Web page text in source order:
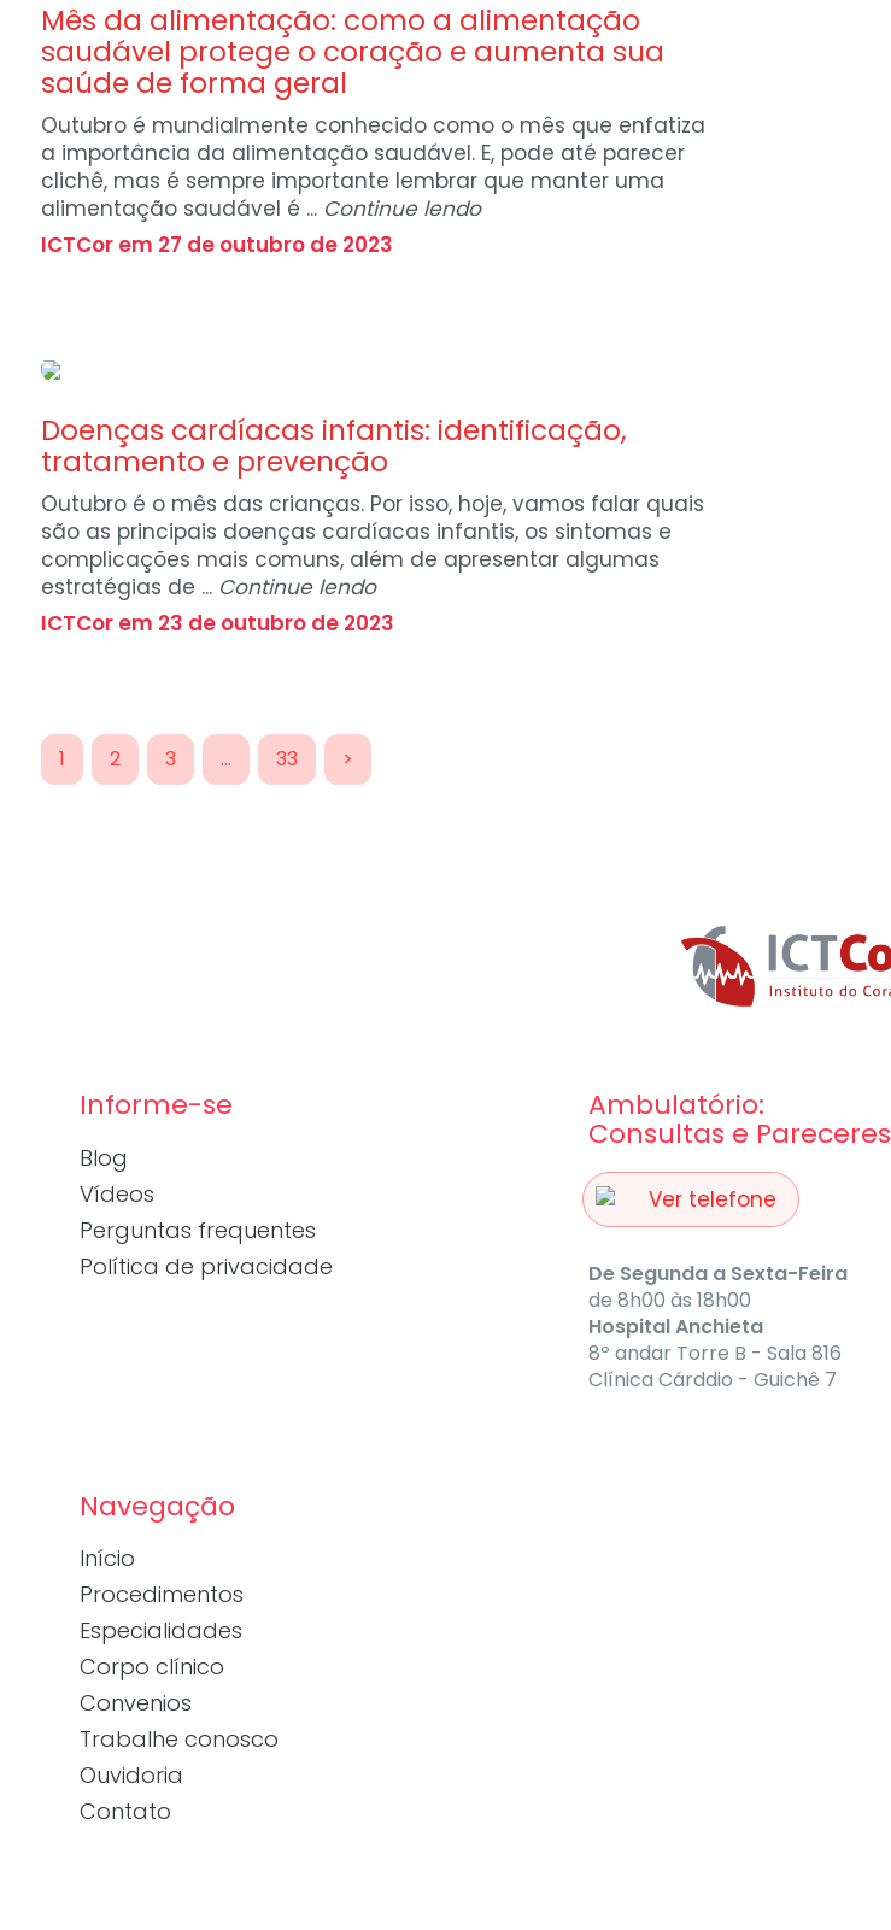
Mês da alimentação: como a alimentação
saudável protege o coração e aumenta sua
saúde de forma geral
Outubro é mundialmente conhecido como o mês que enfatiza
a importância da alimentação saudável. E, pode até parecer
clichê, mas é sempre importante lembrar que manter uma
alimentação saudável é ... Continue lendo
ICTCor em 27 de outubro de 2023
Doenças cardíacas infantis: identificação,
tratamento e prevenção
Outubro é o mês das crianças. Por isso, hoje, vamos falar quais
são as principais doenças cardíacas infantis, os sintomas e
complicações mais comuns, além de apresentar algumas
estratégias de ... Continue lendo
ICTCor em 23 de outubro de 2023
1 2 3 … 33 >
Ambulatório:
Consultas e Pareceres
Ver telefone
De Segunda a Sexta-Feira
de 8h00 às 18h00
Hospital Anchieta
8º andar Torre B - Sala 816
Clínica Cárddio - Guichê 7
Informe-se
Blog
Vídeos
Perguntas frequentes
Política de privacidade
Navegação
Início
Procedimentos
Especialidades
Corpo clínico
Convenios
Trabalhe conosco
Ouvidoria
Contato